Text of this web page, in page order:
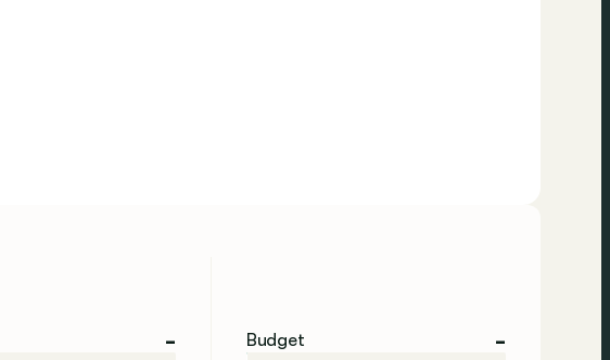
- Budget -